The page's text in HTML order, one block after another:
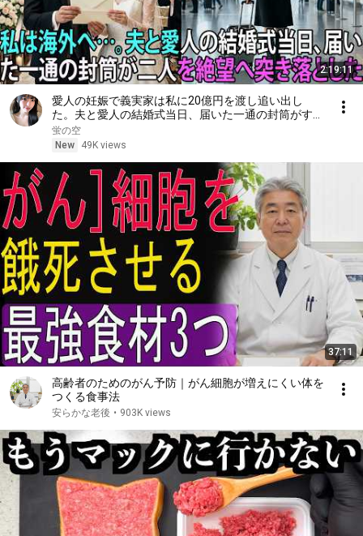
2:19:11
愛人の妊娠で義実家は私に20億円を渡し追い出し
た。夫と愛人の結婚式当日、届いた一通の封筒がすべ
てを終わらせた――| 感動する話 | スカッとする話
蛍の空
New
49K views
37:11
高齢者のためのがん予防｜がん細胞が増えにくい体を
つくる食事法
安らかな老後 • 903K views